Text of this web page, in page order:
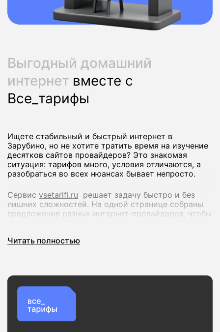
Выгодный домашний
интернет вместе с
Все_тарифы
Ищете стабильный и быстрый интернет в
Зарубино, но не хотите тратить время на изучение
десятков сайтов провайдеров? Это знакомая
ситуация: тарифов много, условия отличаются, а
разобраться во всех нюансах бывает непросто.
Сервис vsetarifi.ru решает задачу быстро и без
лишних сложностей. На одной странице собраны
предложения разных интернет-провайдеров, чтобы
Удобное сравнение тарифов по скорости и
стоимости
Актуальные предложения без устаревшей
информации
Проверку доступности подключения по вашему
Читать полностью